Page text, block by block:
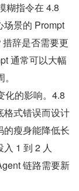
糊指令在 4.8
场景的 Prompt
辞是否需要更
通常可以大幅
化的影响。4.8
格式错误而设计
的瘦身能降低长
1 到 2 人
链路需要新